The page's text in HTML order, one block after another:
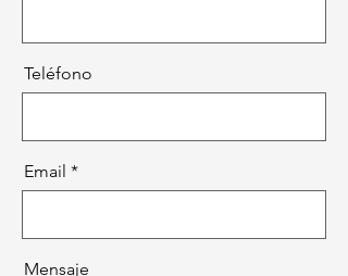
Teléfono
Email
Mensaje